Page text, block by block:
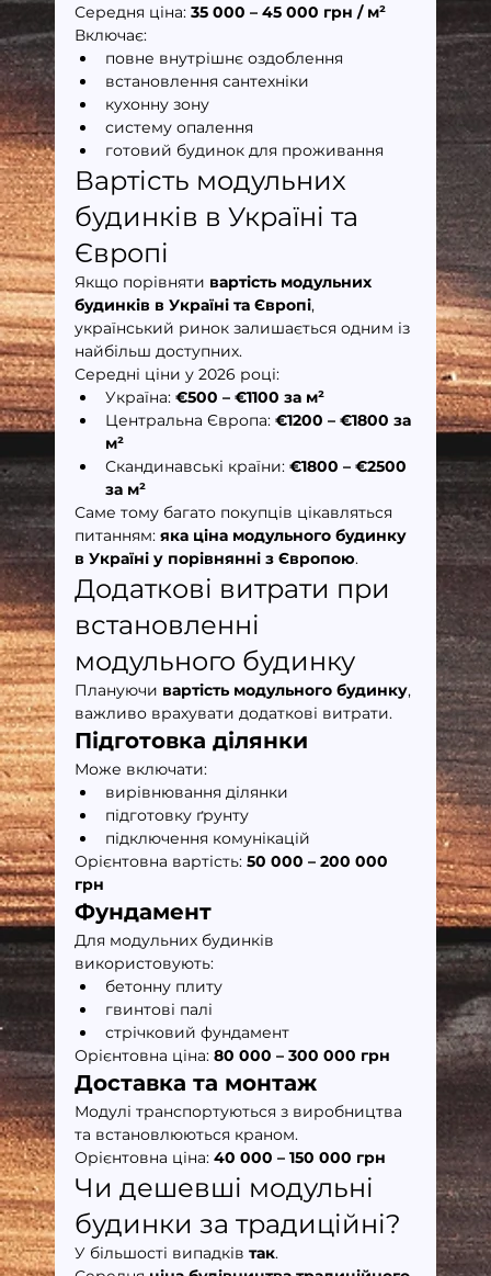
Середня ціна: 35 000 – 45 000 грн / м²
Включає:
повне внутрішнє оздоблення
встановлення сантехніки
кухонну зону
систему опалення
готовий будинок для проживання
Вартість модульних
будинків в Україні та
Європі
Якщо порівняти вартість модульних
будинків в Україні та Європі,
український ринок залишається одним із
найбільш доступних.
Середні ціни у 2026 році:
Україна: €500 – €1100 за м²
Центральна Європа: €1200 – €1800 за
м²
Скандинавські країни: €1800 – €2500
за м²
Саме тому багато покупців цікавляться
питанням: яка ціна модульного будинку
в Україні у порівнянні з Європою.
Додаткові витрати при
встановленні
модульного будинку
Плануючи вартість модульного будинку,
важливо врахувати додаткові витрати.
Підготовка ділянки
Може включати:
вирівнювання ділянки
підготовку ґрунту
підключення комунікацій
Орієнтовна вартість: 50 000 – 200 000
грн
Фундамент
Для модульних будинків
використовують:
бетонну плиту
гвинтові палі
стрічковий фундамент
Орієнтовна ціна: 80 000 – 300 000 грн
Доставка та монтаж
Модулі транспортуються з виробництва
та встановлюються краном.
Орієнтовна ціна: 40 000 – 150 000 грн
Чи дешевші модульні
будинки за традиційні?
У більшості випадків так.